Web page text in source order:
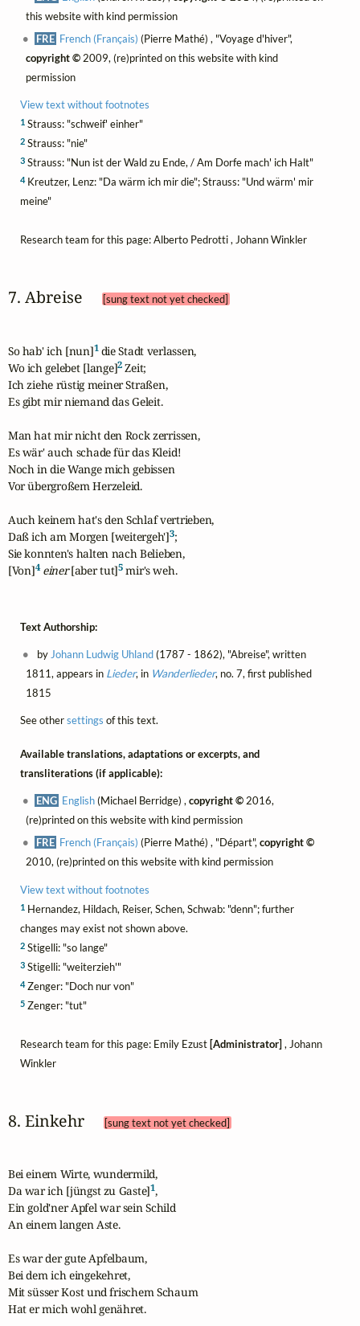
this website with kind permission
FRE French (Français) (Pierre Mathé) , "Voyage d'hiver",
copyright ©2009, (re)printed on this website with kind
permission
View text without footnotes
1Strauss: "schweif' einher"
2Strauss: "nie"
3Strauss: "Nun ist der Wald zu Ende, / Am Dorfe mach' ich Halt"
4Kreutzer, Lenz: "Da wärm ich mir die"; Strauss: "Und wärm' mir
meine"
Research team for this page: Alberto Pedrotti , Johann Winkler
7. Abreise [sung text not yet checked]
So hab' ich [nun]1 die Stadt verlassen,
Wo ich gelebet [lange]2 Zeit;
Ich ziehe rüstig meiner Straßen,
Es gibt mir niemand das Geleit.
Man hat mir nicht den Rock zerrissen,
Es wär' auch schade für das Kleid!
Noch in die Wange mich gebissen
Vor übergroßem Herzeleid.
Auch keinem hat's den Schlaf vertrieben,
Daß ich am Morgen [weitergeh']3;
Sie konnten's halten nach Belieben,
[Von]4 einer [aber tut]5 mir's weh.
Text Authorship:
by Johann Ludwig Uhland(1787 - 1862), "Abreise", written
1811, appears in Lieder, in Wanderlieder, no. 7, first published
1815
See othersettings of this text.
Available translations, adaptations or excerpts, and
transliterations (if applicable):
ENG English(Michael Berridge) ,copyright ©2016,
(re)printed on this website with kind permission
FRE French (Français) (Pierre Mathé) , "Départ",copyright ©
2010, (re)printed on this website with kind permission
View text without footnotes
1Hernandez, Hildach, Reiser, Schen, Schwab: "denn"; further
changes may exist not shown above.
2Stigelli: "so lange"
3Stigelli: "weiterzieh'"
4Zenger: "Doch nur von"
5Zenger: "tut"
Research team for this page: Emily Ezust[Administrator], Johann
Winkler
8. Einkehr [sung text not yet checked]
Bei einem Wirte, wundermild,
Da war ich [jüngst zu Gaste]1,
Ein gold'ner Apfel war sein Schild
An einem langen Aste.
Es war der gute Apfelbaum,
Bei dem ich eingekehret,
Mit süsser Kost und frischem Schaum
Hat er mich wohl genähret.